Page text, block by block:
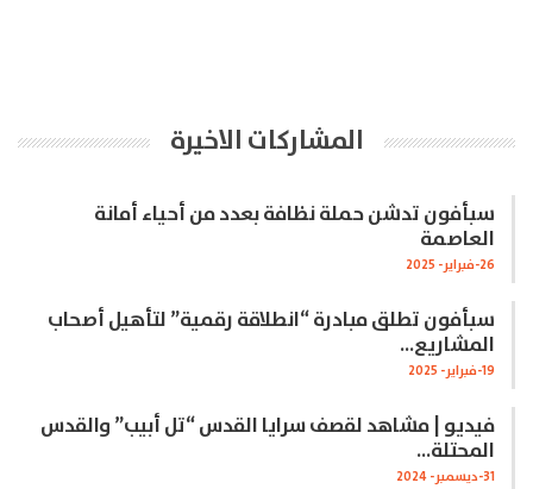
المشاركات الاخيرة
سبأفون تدشن حملة نظافة بعدد من أحياء أمانة
العاصمة
26-فبراير- 2025
سبأفون تطلق مبادرة “انطلاقة رقمية” لتأهيل أصحاب
المشاريع…
19-فبراير- 2025
فيديو | مشاهد لقصف سرايا القدس “تل أبيب” والقدس
المحتلة…
31-ديسمبر- 2024